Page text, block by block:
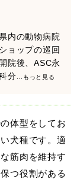
内の動物病院
ョップの巡回
院後、ASC永
分...もっと見る
体型をしてお
犬種です。適
筋肉を維持す
つ役割がある